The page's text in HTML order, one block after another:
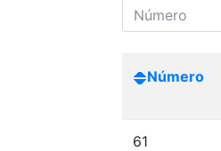
Número
61